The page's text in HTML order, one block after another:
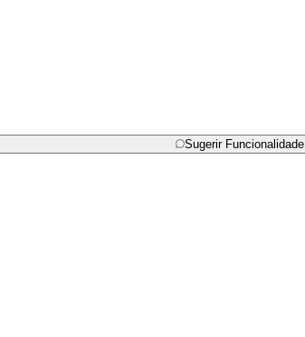
Sugerir Funcionalidade